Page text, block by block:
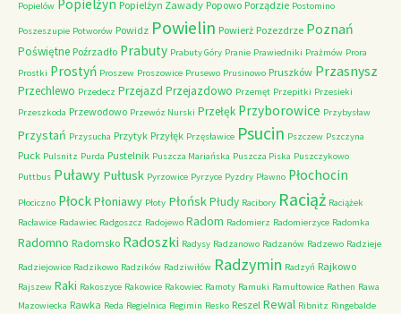
Popielów Popielżyn Popielżyn Zawady Popowo Porządzie Postomino
Poszeszupie Potworów Powidz Powielin Powierż Pozezdrze Poznań
Poświętne Poźrzadło Prabuty Prabuty Góry Pranie Prawiedniki Prażmów Prora
Prostki Prostyń Proszew Proszowice Prusewo Prusinowo Pruszków Przasnysz
Przechlewo Przedecz Przejazd Przejazdowo Przemęt Przepitki Przesieki
Przeszkoda Przewodowo Przewóz Nurski Przełęk Przyborowice Przybysław
Przystań Przysucha Przytyk Przyłęk Przęsławice Psucin Pszczew Pszczyna
Puck Pulsnitz Purda Pustelnik Puszcza Mariańska Puszcza Piska Puszczykowo
Puttbus Puławy Pułtusk Pyrzowice Pyrzyce Pyzdry Pławno Płochocin
Płociczno PłockPłoniawy Płoty PłońskPłudy Racibory Raciąż Raciążek
Racławice Radawiec Radgoszcz Radojewo Radom Radomierz Radomierzyce Radomka
Radomno Radomsko Radoszki Radysy Radzanowo Radzanów Radzewo Radzieje
Radziejowice Radzikowo Radzików Radziwiłów Radzymin Radzyń Rajkowo
Rajszew Raki Rakoszyce Rakowice Rakowiec Ramoty Ramuki Ramułtowice Rathen Rawa
Mazowiecka Rawka Reda Regielnica Regimin Resko Reszel Rewal Ribnitz Ringebalde